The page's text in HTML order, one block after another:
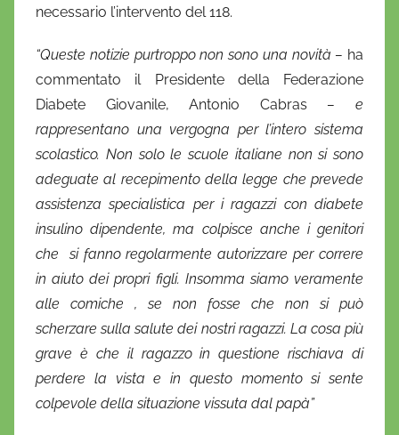
necessario l’intervento del 118.
“Queste notizie purtroppo non sono una novità – ha
commentato il Presidente della Federazione
Diabete Giovanile, Antonio Cabras – e
rappresentano una vergogna per l’intero sistema
scolastico. Non solo le scuole italiane non si sono
adeguate al recepimento della legge che prevede
assistenza specialistica per i ragazzi con diabete
insulino dipendente, ma colpisce anche i genitori
che si fanno regolarmente autorizzare per correre
in aiuto dei propri figli. Insomma siamo veramente
alle comiche , se non fosse che non si può
scherzare sulla salute dei nostri ragazzi. La cosa più
grave è che il ragazzo in questione rischiava di
perdere la vista e in questo momento si sente
colpevole della situazione vissuta dal papà”